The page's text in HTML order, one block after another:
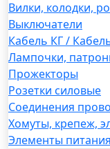
Вилки, колодки,
Выключатели
Кабель КГ /
Лампочки,
Прожекторы
Розетки силовые
Соединения
Хомуты, крепеж,
Элементы питания